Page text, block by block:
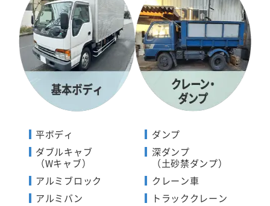
平ボディ
ダブルキャブ
（Wキャブ）
アルミブロック
アルミバン
ダンプ
深ダンプ
（土砂禁ダンプ）
クレーン車
トラッククレーン